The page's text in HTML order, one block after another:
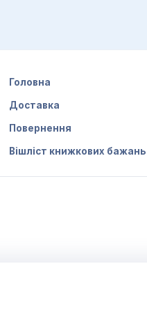
Головна
Доставка
Повернення
Вішліст книжкових бажань